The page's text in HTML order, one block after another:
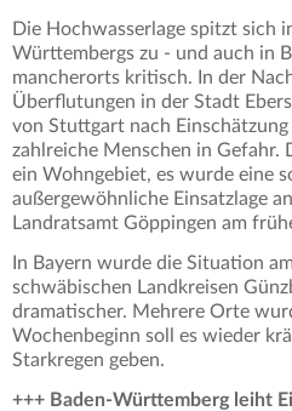
Die Hochwasserlage spitzt sich
Württembergs zu - und auch in
mancherorts kritisch. In der
Überflutungen in der Stadt
von Stuttgart nach
zahlreiche Menschen in Gefahr.
ein Wohngebiet, es wurde eine
außergewöhnliche Einsatzlage
Landratsamt Göppingen am
In Bayern wurde die Situation
schwäbischen Landkreisen
dramatischer. Mehrere Orte
Wochenbeginn soll es wieder
Starkregen geben.
+++ Baden-Württemberg leiht